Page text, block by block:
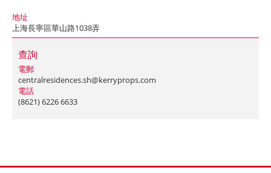
地址
上海長寧區華山路1038弄
查詢
電郵
centralresidences.sh@kerryprops.com
電話
(8621) 6226 6633